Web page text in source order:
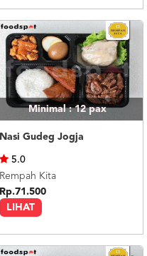
Minimal : 12pax
Nasi Gudeg Jogja
LIHAT
5.0
Rempah Kita
Rp.71.500